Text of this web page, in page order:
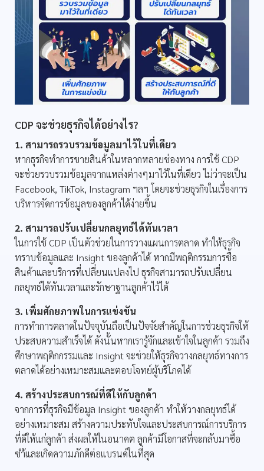
CDP จะช่วยธุรกิจได้อย่างไร?
1. สามารถรวบรวมข้อมูลมาไว้ในที่เดียว
หากธุรกิจทำการขายสินค้าในหลากหลายช่องทาง การใช้ CDP
จะช่วยรวบรวมข้อมูลจากแหล่งต่างๆมาไว้ในที่เดียว ไม่ว่าจะเป็น
Facebook, TikTok, Instagram ฯลฯ โดยจะช่วยธุรกิจในเรื่องการ
บริหารจัดการข้อมูลของลูกค้าได้ง่ายขึ้น
2. สามารถปรับเปลี่ยนกลยุทธ์ได้ทันเวลา
ในการใช้ CDP เป็นตัวช่วยในการวางแผนการตลาด ทำให้ธุรกิจ
ทราบข้อมูลและ Insight ของลูกค้าได้ หากมีพฤติกรรมการซื้อ
สินค้าและบริการที่เปลี่ยนแปลงไป ธุรกิจสามารถปรับเปลี่ยน
กลยุทธ์ได้ทันเวลาและรักษาฐานลูกค้าไว้ได้
3. เพิ่มศักยภาพในการแข่งขัน
การทำการตลาดในปัจจุบันถือเป็นปัจจัยสำคัญในการช่วยธุรกิจให้
ประสบความสำเร็จได้ ดังนั้นหากเรารู้จักและเข้าใจในลูกค้า รวมถึง
ศึกษาพฤติกกรรมและ Insight จะช่วยให้ธุรกิจวางกลยุทธ์ทางการ
ตลาดได้อย่างเหมาะสมและตอบโจทย์ผู้บริโภคได้
4. สร้างประสบการณ์ที่ดีให้กับลูกค้า
จากการที่ธุรกิจมีข้อมูล Insight ของลูกค้า ทำให้วางกลยุทธ์ได้
อย่างเหมาะสม สร้างความประทับใจและประสบการณ์การบริการ
ที่ดีให้แก่ลูกค้า ส่งผลให้ในอนาคต ลูกค้ามีโอกาสที่จะกลับมาซื้อ
ซำ้และเกิดความภักดีต่อแบรนด์ในที่สุด